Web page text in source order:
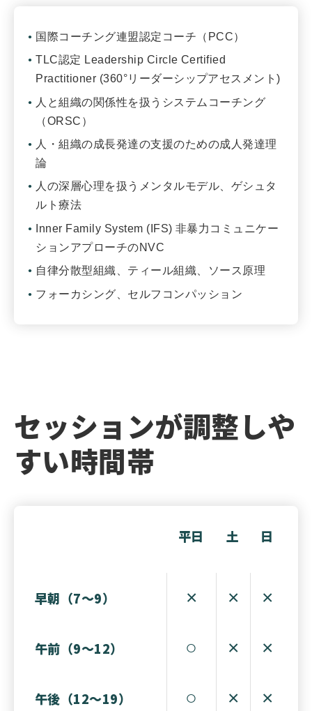
国際コーチング連盟認定コーチ（PCC）
TLC認定 Leadership Circle Certified
Practitioner (360°リーダーシップアセスメント)
人と組織の関係性を扱うシステムコーチング
（ORSC）
人・組織の成長発達の支援のための成人発達理
論
人の深層心理を扱うメンタルモデル、ゲシュタ
ルト療法
Inner Family System (IFS) 非暴力コミュニケー
ションアプローチのNVC
自律分散型組織、ティール組織、ソース原理
フォーカシング、セルフコンパッション
セッションが調整しや
すい時間帯
平日 土 日
早朝（7〜9） × × ×
午前（9〜12） ○ × ×
午後（12〜19） ○ × ×